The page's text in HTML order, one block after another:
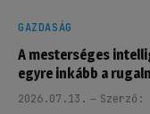
GAZDASÁG
A mesterséges
egyre inkább a
2026.07.13. Szerző: